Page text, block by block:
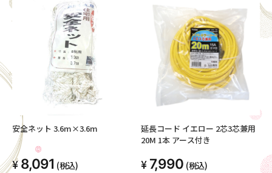
安全ネット 3.6m×3.6m
8,091 (税込)
延長コード イエロー 2芯3芯兼用
20M 1本 アース付き
7,990 (税込)